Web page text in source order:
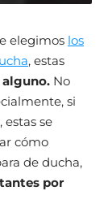
elegimos los
, estas
alguno. No
si
estas se
cómo
de ducha,
por